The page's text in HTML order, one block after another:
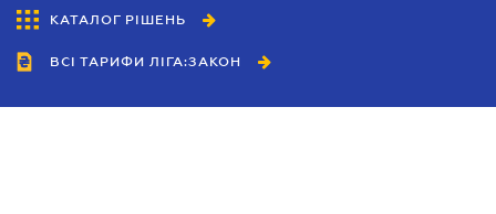
КАТАЛОГ РІШЕНЬ
ВСІ ТАРИФИ ЛІГА:ЗАКОН